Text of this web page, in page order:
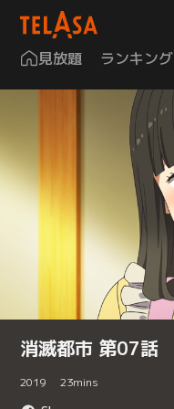
見放題 ランキング
消滅都市 第07話
2019 23mins